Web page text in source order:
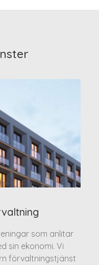
som anlitar
sin ekonomi. Vi
förvaltningstjänst